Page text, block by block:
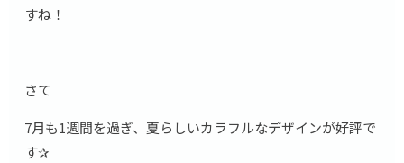
すね！
さて
7月も1週間を過ぎ、夏らしいカラフルなデザインが好評で
す✰